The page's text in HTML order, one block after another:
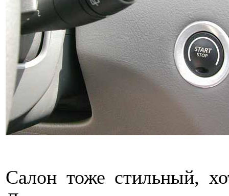
Салон тоже стильный,